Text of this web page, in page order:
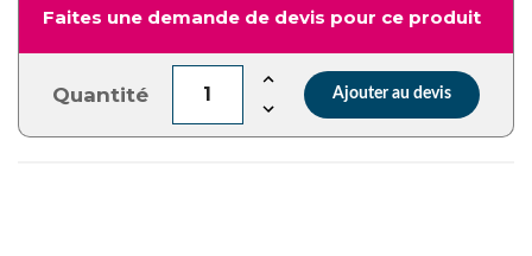
Faites une demande de devis pour ce produit
Quantité Ajouter au devis